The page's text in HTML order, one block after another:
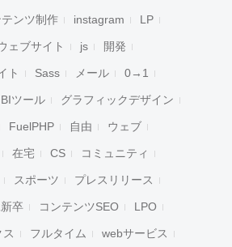
テンツ制作 instagram LP
ェブサイト js 開発
ト Sass メール 0→1
BIツール グラフィックデザイン
FuelPHP 自由 ウェブ
在宅 CS コミュニティ
スポーツ プレスリリース
卒 コンテンツSEO LPO
ス フルタイム webサービス